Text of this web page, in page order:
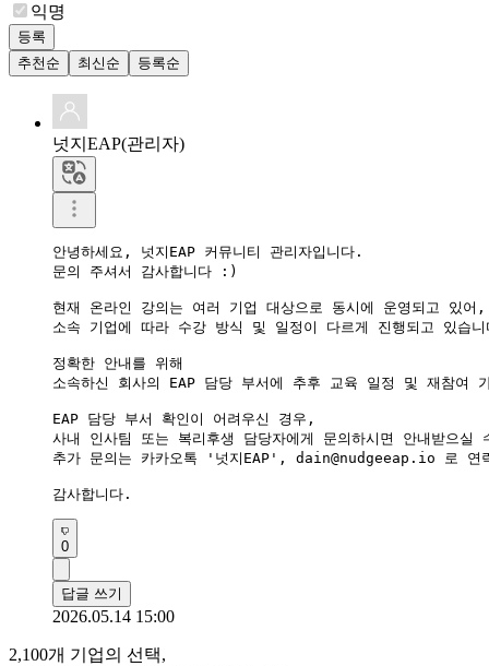
익명
등록
추천순
최신순 등록순
넛지EAP(관리자)
안녕하세요, 넛지EAP 커뮤니티 관리자입니다.
문의 주셔서 감사합니다 :)
현재 온라인 강의는 여러 기업 대상으로 동시에 운영되고 있어,
소속 기업에 따라 수강 방식 및 일정이 다르게 진행되고 있습
정확한 안내를 위해
소속하신 회사의 EAP 담당 부서에 추후 교육 일정 및 재참여
EAP 담당 부서 확인이 어려우신 경우,
사내 인사팀 또는 복리후생 담당자에게 문의하시면 안내받으실
추가 문의는 카카오톡 '넛지EAP', dain@nudgeeap.io 로 연
감사합니다.
0
답글 쓰기
2026.05.14 15:00
2,100개 기업의 선택,